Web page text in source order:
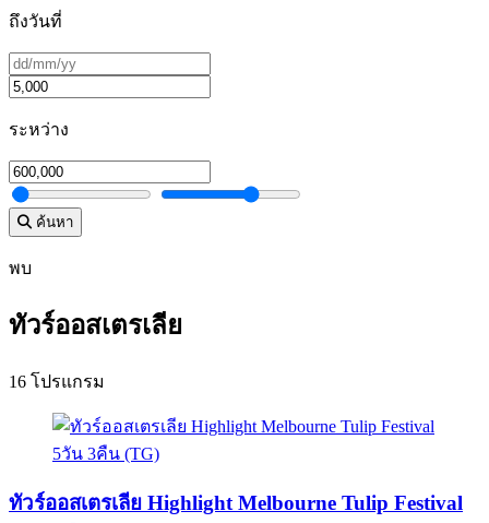
ถึงวันที่
ระหว่าง
ค้นหา
พบ
ทัวร์ออสเตรเลีย
16 โปรแกรม
ทัวร์ออสเตรเลีย Highlight Melbourne Tulip Festival